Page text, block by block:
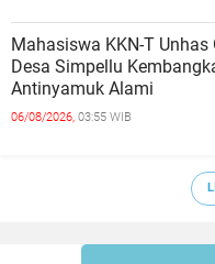
Mahasiswa KKN-T
Desa Simpellu
Antinyamuk Alami
06/08/2026, 03:55 WIB